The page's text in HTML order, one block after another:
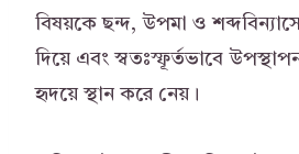
বিষয়কে ছন্দ, উপমা ও
দিয়ে এবং স্বতঃস্ফূর্তভাবে
হৃদয়ে স্থান করে নেয়।